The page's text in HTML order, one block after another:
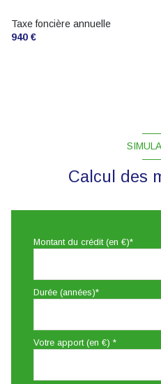
Taxe foncière annuelle
940 €
Calcul des
Montant du crédit (en €)*
Durée (années)*
Votre apport (en €) *